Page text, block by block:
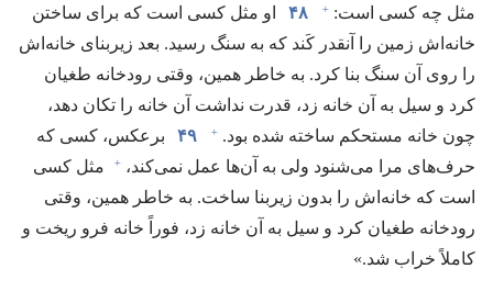
مثل چه کسی است:‏ + ۴۸
او مثل کسی است که برای ساختن
خانه‌اش زمین را آنقدر کَند که به سنگ رسید.‏ بعد زیربنای خانه‌اش
را روی آن سنگ بنا کرد.‏ به خاطر همین،‏ وقتی رودخانه طغیان
کرد و سیل به آن خانه زد،‏ قدرت نداشت آن خانه را تکان دهد،‏
چون خانه مستحکم ساخته شده بود.‏ + ۴۹
برعکس،‏ کسی که
حرف‌های مرا می‌شنود ولی به آن‌ها عمل نمی‌کند،‏ +
مثل کسی
است که خانه‌اش را بدون زیربنا ساخت.‏ به خاطر همین،‏ وقتی
رودخانه طغیان کرد و سیل به آن خانه زد،‏ فوراً خانه فرو ریخت و
کاملاً خراب شد.‏»‏